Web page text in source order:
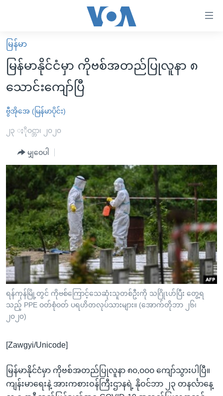
လွယ်ကူ
စေ
များ
ပင်မ
ကျော်
ရန်
ပင်မ
အ
ညွန်း
စာမျက်နှာ
သို့
ကျော်
ကြည့်
ရန်
ရှာဖွေ
နေရာ
ကျော်
ရန်
မူလစာမျက်နှာ
မြန်မာ
ကမ္ဘာ့သတင်းများ
နိုင်ငံတကာ
အစ္စရေး-ပါလက်စတိုင်း
ဗွီဒီယို
အင်္ဂလိပ်စာလေ့လာမယ်
အမေရိကန်သုံးအီဒီယံ
မကြေးမုံရဲ့ အင်္ဂလိပ်စာ
ရုပ်ရှင်ထဲက အင်္ဂလိပ်စာ
သုတပဒေသာ အင်္ဂလိပ်စာ
အပတ်စဉ်ကဏ္ဍများ
ရေဒီယို
တီဗွီ
ရေဒီယိုနှင့်ရုပ်သံ အချက်အလက်များ
ရေဒီယို/တီဗွီအစီအစဉ်
Learning English
ဗွီအိုအေ လူမှုကွန်ယက်များ
ဘာသာစကားများ
မြန်မာ
မြန်မာနိုင်ငံမှာ ကိုဗစ်အတည်ပြုလူနာ ၈
သောင်းကျော်ပြီ
ဗွီအိုအေ (မြန်မာပိုင်း)
၂၃ ႏိုဝင္ဘာ၊ ၂၀၂၀
မျှဝေပါ
ရန်ကုန်မြို့တွင် ကိုဗစ်ကြောင့်သေဆုံးသူတစ်ဦးကို သဂြိုၤဟ်ပြီး တွေ့ရ
သည့် PPE ဝတ်စုံဝတ် ပရဟိတလုပ်သားများ။ (အောက်တိုဘာ ၂၆၊
၂၀၂၀)
[Zawgyi/Unicode]
မြန်မာနိုင်ငံမှာ ကိုဗစ်အတည်ပြုလူနာ ၈၀,၀၀၀ ကျော်သွားပါပြီ။
ကျန်းမာရေးနဲ့ အားကစားဝန်ကြီးဌာနရဲ့ နိုဝင်ဘာ ၂၃ တနင်္လာနေ့